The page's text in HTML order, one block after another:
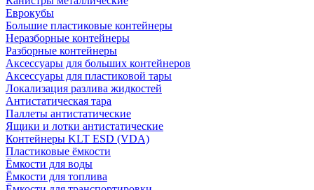
Еврокубы
Большие пластиковые контейнеры
Неразборные контейнеры
Разборные контейнеры
Аксессуары для больших контейнеров
Аксессуары для пластиковой тары
Локализация разлива жидкостей
Антистатическая тара
Паллеты антистатические
Ящики и лотки антистатические
Контейнеры KLT ESD (VDA)
Пластиковые ёмкости
Ёмкости для воды
Ёмкости для топлива